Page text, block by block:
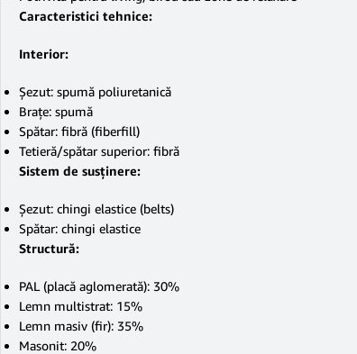
Caracteristici tehnice:
Interior:
Șezut: spumă poliuretanică
Brațe: spumă
Spătar: fibră (fiberfill)
Tetieră/spătar superior: fibră
Sistem de susținere:
Șezut: chingi elastice (belts)
Spătar: chingi elastice
Structură:
PAL (placă aglomerată): 30%
Lemn multistrat: 15%
Lemn masiv (fir): 35%
Masonit: 20%